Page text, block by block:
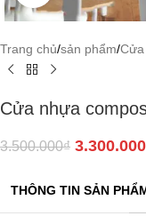
Trang chủ/sản phẩm/
Cửa nhựa
3.500.000₫ 3.300.000
THÔNG TIN SẢN